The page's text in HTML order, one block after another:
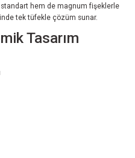
hem de magnum fişeklerle
tek tüfekle çözüm sunar.
Tasarım